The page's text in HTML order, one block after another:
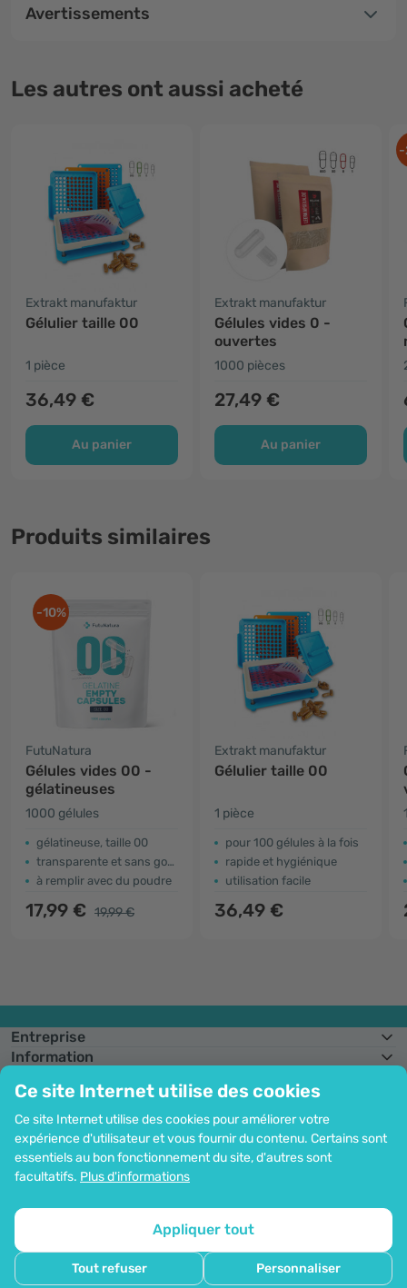
Ce site Internet utilise des cookies
Ce site Internet utilise des cookies pour améliorer votre
expérience d'utilisateur et vous fournir du contenu. Certains sont
essentiels au bon fonctionnement du site, d'autres sont
facultatifs. Plus d'informations
Appliquer tout
Tout refuser Personnaliser
Avertissements
Les autres ont aussi acheté
Extrakt manufaktur
Gélulier taille 00
1 pièce
36,49 €
Au panier
Extrakt manufaktur
Gélules vides 0 -
ouvertes
1000 pièces
27,49 €
Au panier
-
Produits similaires
-10%
FutuNatura
Gélules vides 00 -
gélatineuses
1000 gélules
gélatineuse, taille 00
transparente et sans goût
à remplir avec du poudre
17,99 € 19,99 €
Extrakt manufaktur
Gélulier taille 00
1 pièce
pour 100 gélules à la fois
rapide et hygiénique
utilisation facile
36,49 €
Entreprise
Information
Assistance et commandes
Possibilité de paiement par carte. Protection garantie des données
personnelles via le cryptage SSL.
Plan du site